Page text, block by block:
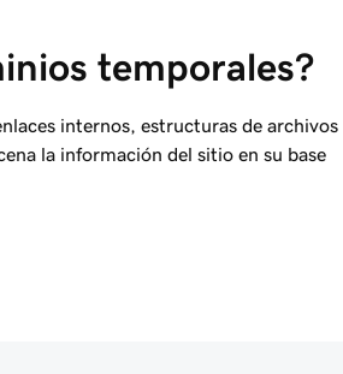
temporales?
internos, estructuras de archivos
la información del sitio en su base